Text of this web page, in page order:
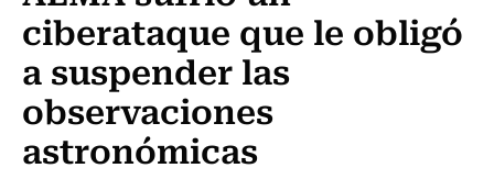
ciberataque que le obligó
a suspender las
observaciones
astronómicas